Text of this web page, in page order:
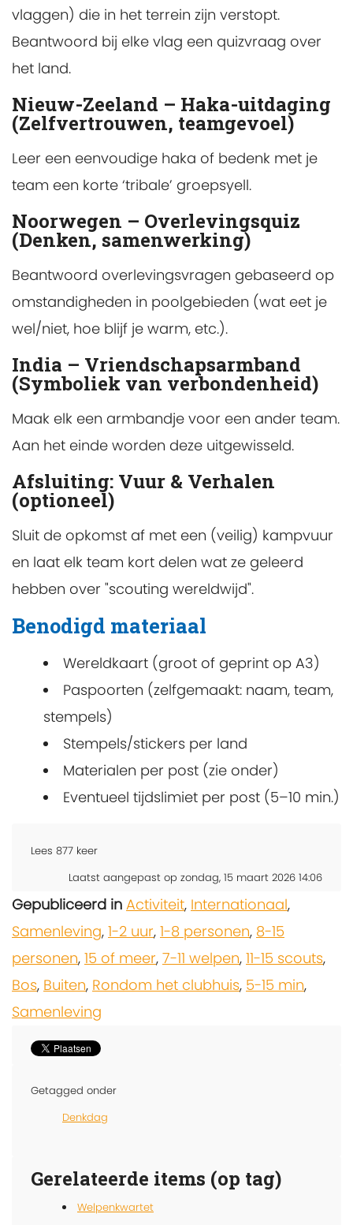
vlaggen) die in het terrein zijn verstopt.
Beantwoord bij elke vlag een quizvraag over
het land.
Nieuw-Zeeland – Haka-uitdaging
(Zelfvertrouwen, teamgevoel)
Leer een eenvoudige haka of bedenk met je
team een korte ‘tribale’ groepsyell.
Noorwegen – Overlevingsquiz
(Denken, samenwerking)
Beantwoord overlevingsvragen gebaseerd op
omstandigheden in poolgebieden (wat eet je
wel/niet, hoe blijf je warm, etc.).
India – Vriendschapsarmband
(Symboliek van verbondenheid)
Maak elk een armbandje voor een ander team.
Aan het einde worden deze uitgewisseld.
Afsluiting: Vuur & Verhalen
(optioneel)
Sluit de opkomst af met een (veilig) kampvuur
en laat elk team kort delen wat ze geleerd
hebben over "scouting wereldwijd".
Benodigd materiaal
Wereldkaart (groot of geprint op A3)
Paspoorten (zelfgemaakt: naam, team,
stempels)
Stempels/stickers per land
Materialen per post (zie onder)
Eventueel tijdslimiet per post (5–10 min.)
Lees 877 keer
Laatst aangepast op zondag, 15 maart 2026 14:06
Gepubliceerd in Activiteit, Internationaal,
Samenleving, 1-2 uur, 1-8 personen, 8-15
personen, 15 of meer, 7-11 welpen, 11-15 scouts,
Bos, Buiten, Rondom het clubhuis, 5-15 min,
Samenleving
Getagged onder
Denkdag
Gerelateerde items (op tag)
Welpenkwartet